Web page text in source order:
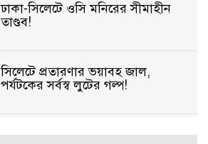
ঢাকা-সিলেটে ওসি মনিরের সীমাহীন
তাণ্ডব!
সিলেটে প্রতারণার ভয়াবহ জাল,
পর্যটকের সর্বস্ব লুটের গল্প!
বিআইডিসি’তে ১৫ বছরের দখলদারিত্ব